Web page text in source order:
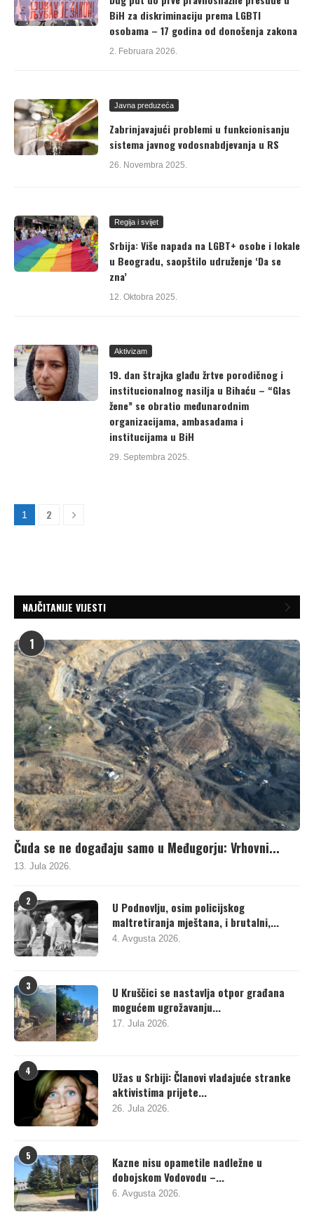
BiH za diskriminaciju prema LGBTI
osobama – 17 godina od donošenja zakona
2. Februara 2026.
Javna preduzeća
Zabrinjavajući problemi u funkcionisanju
sistema javnog vodosnabdjevanja u RS
26. Novembra 2025.
Regija i svijet
Srbija: Više napada na LGBT+ osobe i lokale
u Beogradu, saopštilo udruženje ‘Da se
zna’
12. Oktobra 2025.
Aktivizam
19. dan štrajka glađu žrtve porodičnog i
institucionalnog nasilja u Bihaću – “Glas
žene” se obratio međunarodnim
organizacijama, ambasadama i
institucijama u BiH
29. Septembra 2025.
1 2
NAJČITANIJE VIJESTI
1
Čuda se ne događaju samo u Međugorju: Vrhovni...
13. Jula 2026.
2
U Podnovlju, osim policijskog
maltretiranja mještana, i brutalni,...
4. Avgusta 2026.
3
U Kruščici se nastavlja otpor građana
mogućem ugrožavanju...
17. Jula 2026.
4
Užas u Srbiji: Članovi vladajuće stranke
aktivistima prijete...
26. Jula 2026.
5
Kazne nisu opametile nadležne u
dobojskom Vodovodu –...
6. Avgusta 2026.